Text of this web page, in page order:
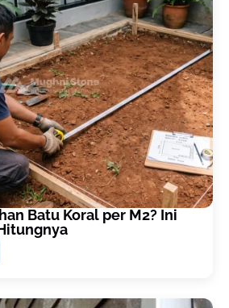
Batu Koral per M2? Ini